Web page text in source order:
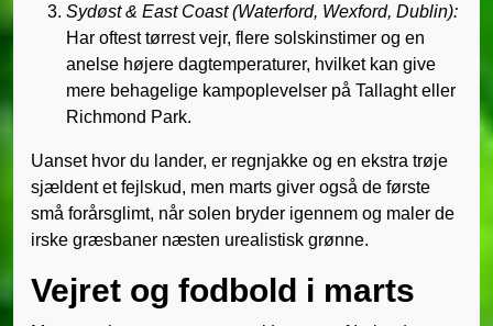
Sydøst & East Coast (Waterford, Wexford, Dublin):
Har oftest tørrest vejr, flere solskinstimer og en
anelse højere dag­temperaturer, hvilket kan give
mere behagelige kampoplevelser på Tallaght eller
Richmond Park.
Uanset hvor du lander, er regnjakke og en ekstra trøje
sjældent et fejlskud, men marts giver også de første
små forårsglimt, når solen bryder igennem og maler de
irske græsbaner næsten urealistisk grønne.
Vejret og fodbold i marts